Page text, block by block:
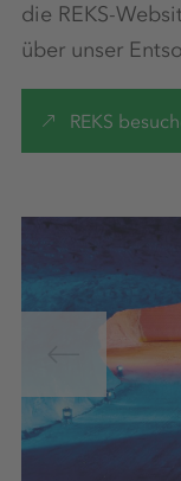
die REKS-
über unser
REKS